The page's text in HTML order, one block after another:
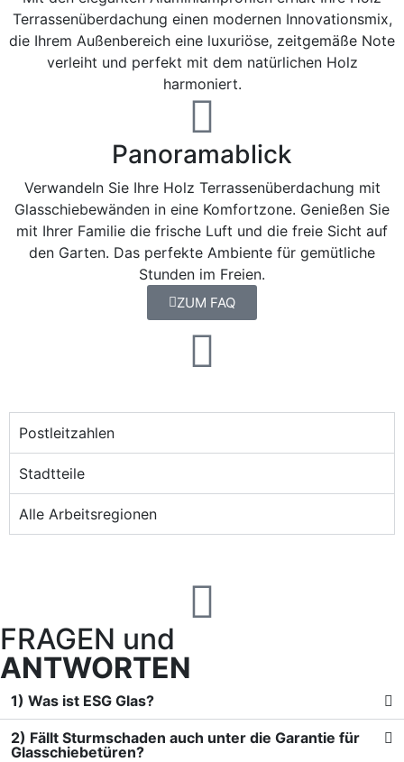
Terrassenüberdachung einen modernen Innovationsmix,
die Ihrem Außenbereich eine luxuriöse, zeitgemäße Note
verleiht und perfekt mit dem natürlichen Holz
harmoniert.
Panoramablick
Verwandeln Sie Ihre Holz Terrassenüberdachung mit
Glasschiebewänden in eine Komfortzone. Genießen Sie
mit Ihrer Familie die frische Luft und die freie Sicht auf
den Garten. Das perfekte Ambiente für gemütliche
Stunden im Freien.​
ZUM FAQ
Postleitzahlen
Stadtteile
Alle Arbeitsregionen
FRAGEN und
ANTWORTEN
1) Was ist ESG Glas?
2) Fällt Sturmschaden auch unter die Garantie für
Glasschiebetüren?